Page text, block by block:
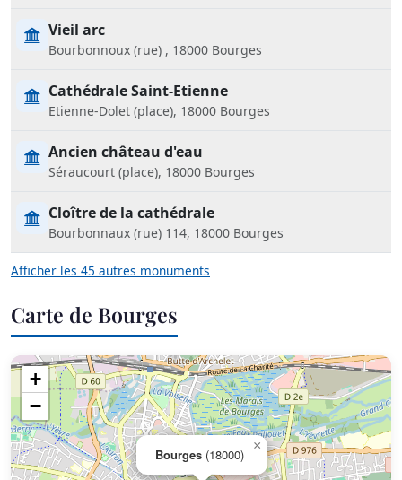
Vieil arc
Bourbonnoux (rue) , 18000 Bourges
Cathédrale Saint-Etienne
Etienne-Dolet (place), 18000 Bourges
Ancien château d'eau
Séraucourt (place), 18000 Bourges
Cloître de la cathédrale
Bourbonnaux (rue) 114, 18000 Bourges
Afficher les 45 autres monuments
Carte de Bourges
Bourges (18000)
×
+
−